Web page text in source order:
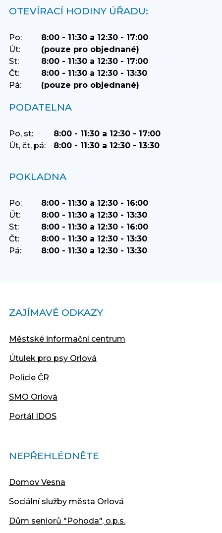
OTEVÍRACÍ HODINY ÚŘADU:
Po:
8:00 - 11:30 a 12:30 - 17:00
Út:
(pouze pro objednané)
St:
8:00 - 11:30 a 12:30 - 17:00
Čt:
8:00 - 11:30 a 12:30 - 13:30
Pá:
(pouze pro objednané)
PODATELNA
Po, st:
8:00 - 11:30 a 12:30 - 17:00
Út, čt, pá:
8:00 - 11:30 a 12:30 - 13:30
POKLADNA
Po:
8:00 - 11:30 a 12:30 - 16:00
Út:
8:00 - 11:30 a 12:30 - 13:30
St:
8:00 - 11:30 a 12:30 - 16:00
Čt:
8:00 - 11:30 a 12:30 - 13:30
Pá:
8:00 - 11:30 a 12:30 - 13:30
ZAJÍMAVÉ ODKAZY
Městské informační centrum
Útulek pro psy Orlová
Policie ČR
SMO Orlová
Portál IDOS
NEPŘEHLÉDNĚTE
Domov Vesna
Sociální služby města Orlová
Dům seniorů "Pohoda", o.p.s.